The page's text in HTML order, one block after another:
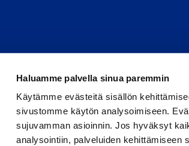
Haluamme palvella sinua paremmin
Käytämme evästeitä sisällön
sivustomme käytön analysoimiseen.
sujuvamman asioinnin. Jos hyväksyt
analysointiin, palveluiden kehittämiseen